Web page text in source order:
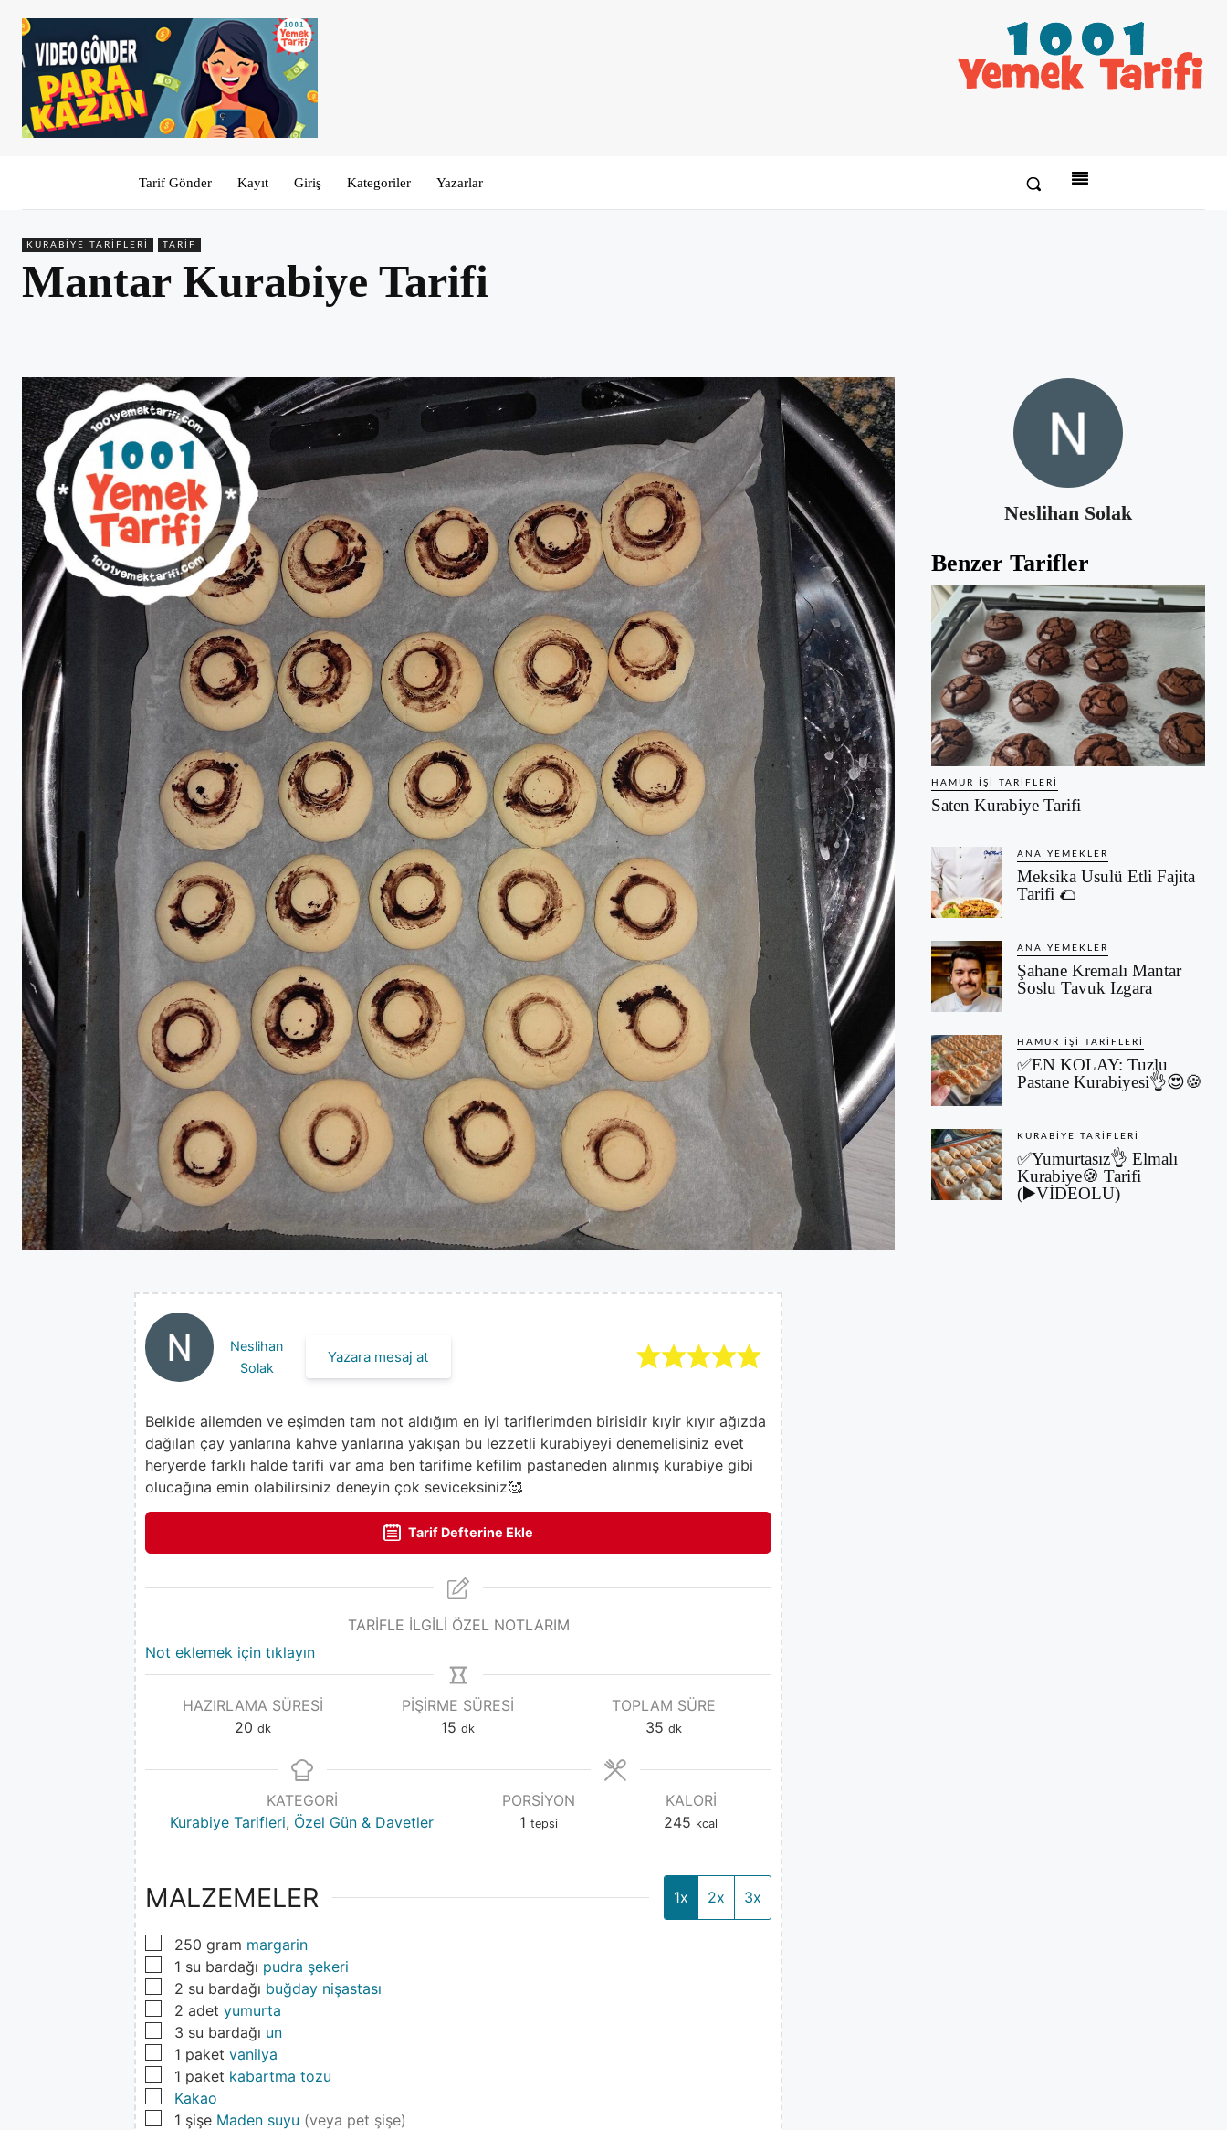
Tarif Gönder Kayıt Giriş Kategoriler Yazarlar
KURABIYE TARIFLERI TARIF
Mantar Kurabiye Tarifi
Neslihan
Solak
Yazara mesaj at
Belkide ailemden ve eşimden tam not aldığım en iyi tariflerimden birisidir kıyir kıyır ağızda
dağılan çay yanlarına kahve yanlarına yakışan bu lezzetli kurabiyeyi denemelisiniz evet
heryerde farklı halde tarifi var ama ben tarifime kefilim pastaneden alınmış kurabiye gibi
olucağına emin olabilirsiniz deneyin çok seviceksiniz🥰
Tarif Defterine Ekle
TARİFLE İLGİLİ ÖZEL NOTLARIM
Not eklemek için tıklayın
HAZIRLAMA SÜRESI
20 dk
PIŞIRME SÜRESI
15 dk
TOPLAM SÜRE
35 dk
KATEGORI
Kurabiye Tarifleri, Özel Gün & Davetler
PORSIYON
1 tepsi
KALORI
245 kcal
MALZEMELER 1x 2x 3x
▢
250 gram margarin
▢
1 su bardağı pudra şekeri
▢
2 su bardağı buğday nişastası
▢
2 adet yumurta
▢
3 su bardağı un
▢
1 paket vanilya
▢
1 paket kabartma tozu
▢
Kakao
▢
1 şişe Maden suyu (veya pet şişe)
Neslihan Solak
Benzer Tarifler
HAMUR İŞI TARIFLERI
Saten Kurabiye Tarifi
ANA YEMEKLER
Meksika Usulü Etli Fajita
Tarifi 🌮
ANA YEMEKLER
Şahane Kremalı Mantar
Soslu Tavuk Izgara
HAMUR İŞI TARIFLERI
✅EN KOLAY: Tuzlu
Pastane Kurabiyesi👌😍🍪
KURABIYE TARIFLERI
✅Yumurtasız👌 Elmalı
Kurabiye🍪 Tarifi
(▶️VİDEOLU)